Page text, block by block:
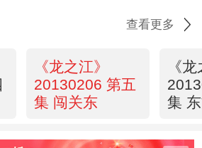
查看更多
《龙之江》
20130206 第五
集 闯关东
《
集